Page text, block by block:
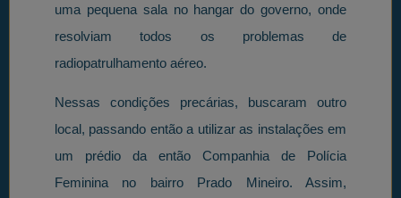
uma pequena sala no hangar do governo, onde
resolviam todos os problemas de
radiopatrulhamento aéreo.
Nessas condições precárias, buscaram outro
local, passando então a utilizar as instalações em
um prédio da então Companhia de Polícia
Feminina no bairro Prado Mineiro. Assim,